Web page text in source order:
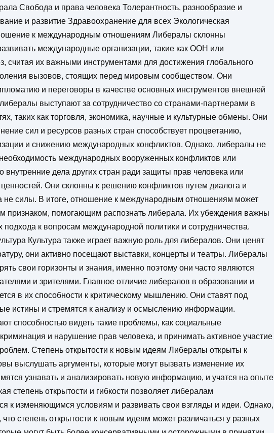
Свобода и права человека Толерантность, разнообразие и
и развитие Здравоохранение для всех Экологическая
к международным отношениям Либералы склонны
международные организации, такие как ООН или
считая их важными инструментами для достижения глобального
вызовов, стоящих перед мировым сообществом. Они
и переговоры в качестве основных инструментов внешней
выступают за сотрудничество со странами-партнерами в
таких как торговля, экономика, научные и культурные обмены. Они
сил и ресурсов разных стран способствует процветанию,
и снижению международных конфликтов. Однако, либералы не
международных вооруженных конфликтов или
внутренние дела других стран ради защиты прав человека или
ценностей. Они склонны к решению конфликтов путем диалога и
не силы. В итоге, отношение к международным отношениям может
признаком, помогающим распознать либерала. Их убеждения важны
подхода к вопросам международной политики и сотрудничества.
Культура также играет важную роль для либералов. Они ценят
они активно посещают выставки, концерты и театры. Либералы
свои горизонты и знания, именно поэтому они часто являются
и зрителями. Главное отличие либералов в образовании и
в их способности к критическому мышлению. Они ставят под
истины и стремятся к анализу и осмыслению информации.
способностью видеть такие проблемы, как социальные
и нарушение прав человека, и принимать активное участие
Степень открытости к новым идеям Либералы открыты к
выслушать аргументы, которые могут вызвать изменение их
узнавать и анализировать новую информацию, и учатся на опыте
степень открытости и гибкости позволяет либералам
к изменяющимся условиям и развивать свои взгляды и идеи. Однако,
что степень открытости к новым идеям может различаться у разных